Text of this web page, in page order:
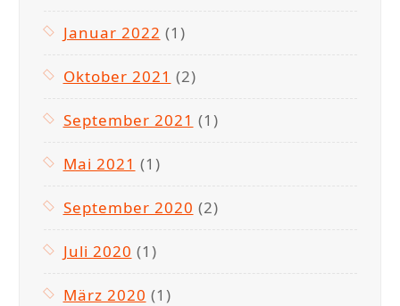
Januar 2022 (1)
Oktober 2021 (2)
September 2021 (1)
Mai 2021 (1)
September 2020 (2)
Juli 2020 (1)
März 2020 (1)